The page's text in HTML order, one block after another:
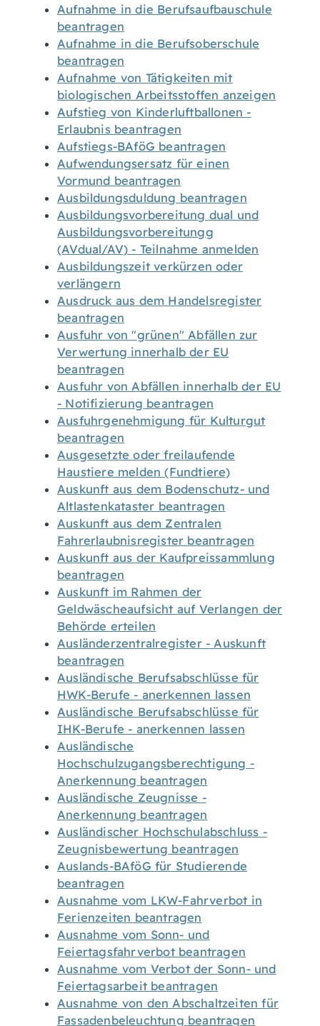
Aufnahme in die Berufsaufbauschule
beantragen
Aufnahme in die Berufsoberschule
beantragen
Aufnahme von Tätigkeiten mit
biologischen Arbeitsstoffen anzeigen
Aufstieg von Kinderluftballonen -
Erlaubnis beantragen
Aufstiegs-BAföG beantragen
Aufwendungsersatz für einen
Vormund beantragen
Ausbildungsduldung beantragen
Ausbildungsvorbereitung dual und
Ausbildungsvorbereitungg
(AVdual/AV) - Teilnahme anmelden
Ausbildungszeit verkürzen oder
verlängern
Ausdruck aus dem Handelsregister
beantragen
Ausfuhr von "grünen" Abfällen zur
Verwertung innerhalb der EU
beantragen
Ausfuhr von Abfällen innerhalb der EU
- Notifizierung beantragen
Ausfuhrgenehmigung für Kulturgut
beantragen
Ausgesetzte oder freilaufende
Haustiere melden (Fundtiere)
Auskunft aus dem Bodenschutz- und
Altlastenkataster beantragen
Auskunft aus dem Zentralen
Fahrerlaubnisregister beantragen
Auskunft aus der Kaufpreissammlung
beantragen
Auskunft im Rahmen der
Geldwäscheaufsicht auf Verlangen der
Behörde erteilen
Ausländerzentralregister - Auskunft
beantragen
Ausländische Berufsabschlüsse für
HWK-Berufe - anerkennen lassen
Ausländische Berufsabschlüsse für
IHK-Berufe - anerkennen lassen
Ausländische
Hochschulzugangsberechtigung -
Anerkennung beantragen
Ausländische Zeugnisse -
Anerkennung beantragen
Ausländischer Hochschulabschluss -
Zeugnisbewertung beantragen
Auslands-BAföG für Studierende
beantragen
Ausnahme vom LKW-Fahrverbot in
Ferienzeiten beantragen
Ausnahme vom Sonn- und
Feiertagsfahrverbot beantragen
Ausnahme vom Verbot der Sonn- und
Feiertagsarbeit beantragen
Ausnahme von den Abschaltzeiten für
Fassadenbeleuchtung beantragen